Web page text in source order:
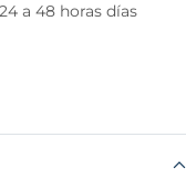
a 48 horas días